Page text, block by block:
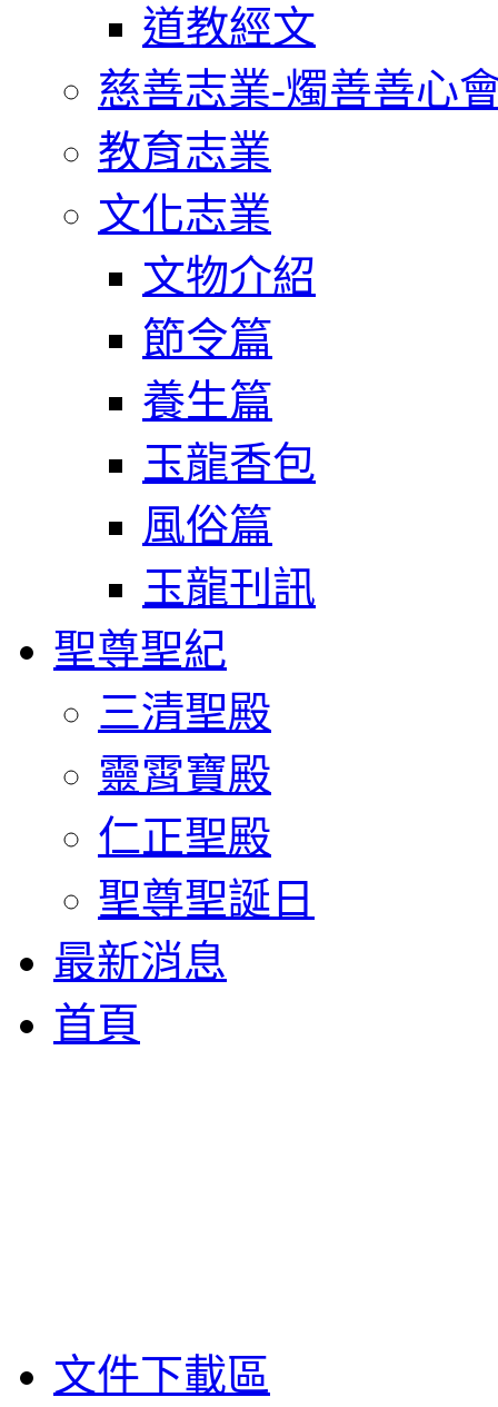
道教經文
慈善志業-燭善善心
教育志業
文化志業
文物介紹
節令篇
養生篇
玉龍香包
風俗篇
玉龍刊訊
聖尊聖紀
三清聖殿
靈霄寶殿
仁正聖殿
聖尊聖誕日
最新消息
首頁
文件下載區